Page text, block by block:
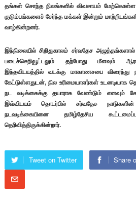
தங்கள் சொந்த நிலங்களில் விவசாயம் மேற்கொள்ள
குடும்பங்களைச் சேர்ந்த மக்கள் இன்றும்
வாழ்கின்றனர்.
இந்நிலையில் சிறிதுகாலம் சர்வதேச அழுத்தங்களால்
படைச்செறிவூட்டலும் தற்போது மீளவும்
இந்தவிடயத்தில் வடக்கு மாகாணசபை
கேட்டுள்ளதுடன், நில உரிமையாளர்கள் உடனடியாக
நட வடிக்கைக்கு தயாராக வேண்டும் எனவும்
இவ்விடயம் தொடர்பில் சர்வதேச
நடவடிக்கையினை தமிழ்தேசிய
தெரிவித்திருக்கின்றார்.
Tweet on Twitter Share